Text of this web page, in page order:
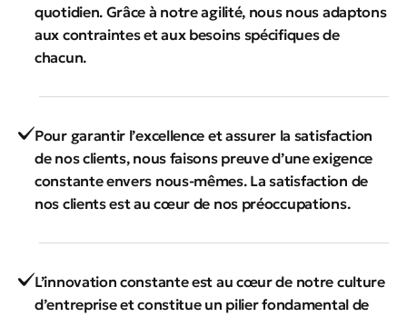
quotidien. Grâce à notre agilité, nous nous adaptons
aux contraintes et aux besoins spécifiques de
chacun.
Pour garantir l’excellence et assurer la satisfaction
de nos clients, nous faisons preuve d’une exigence
constante envers nous-mêmes. La satisfaction de
nos clients est au cœur de nos préoccupations.
L’innovation constante est au cœur de notre culture
d’entreprise et constitue un pilier fondamental de